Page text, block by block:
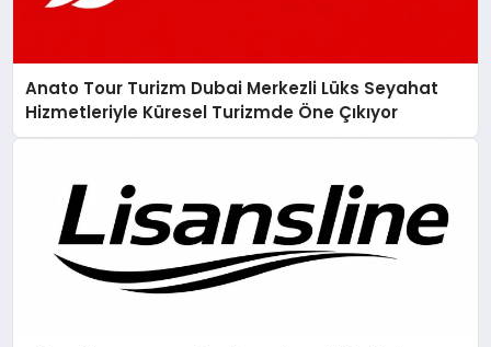
Anato Tour Turizm Dubai Merkezli Lüks Seyahat
Hizmetleriyle Küresel Turizmde Öne Çıkıyor